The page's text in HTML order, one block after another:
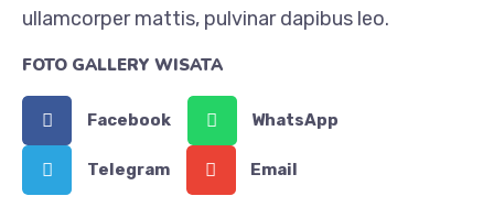
ullamcorper mattis, pulvinar dapibus leo.
FOTO GALLERY WISATA
Facebook WhatsApp
Telegram Email